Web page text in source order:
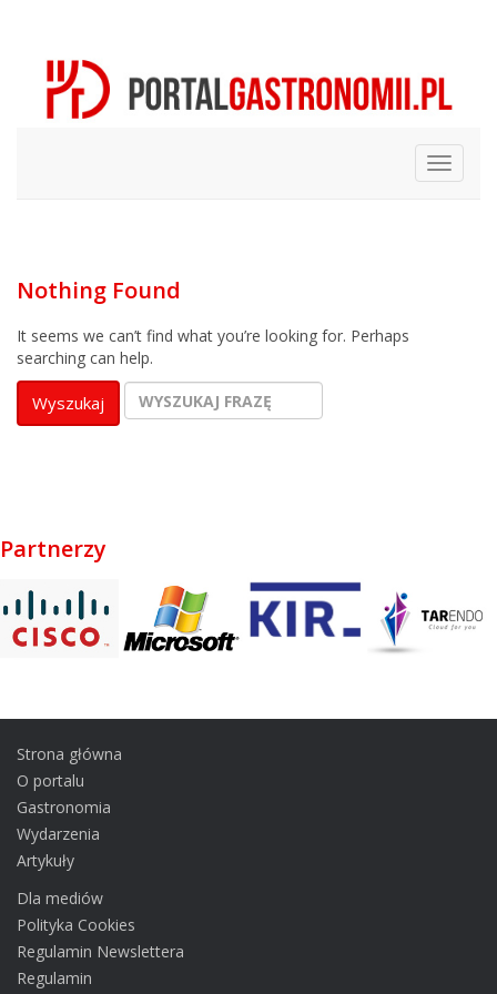
Nothing Found
It seems we can’t find what you’re looking for. Perhaps
searching can help.
Partnerzy
Strona główna
O portalu
Gastronomia
Wydarzenia
Artykuły
Dla mediów
Polityka Cookies
Regulamin Newslettera
Regulamin